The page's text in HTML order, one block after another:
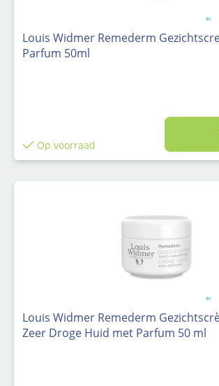
Louis Widmer Remederm
Parfum 50ml
Op voorraad
Louis Widmer Remederm
Zeer Droge Huid met Parfum 50 ml